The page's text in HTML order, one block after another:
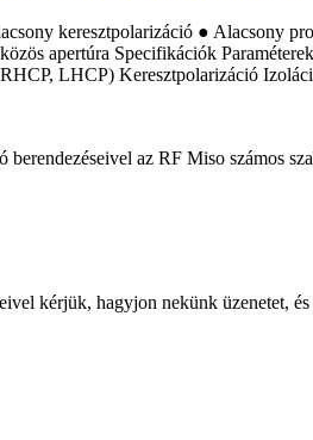
keresztpolarizáció ● Alacsony
apertúra Specifikációk
LHCP) Keresztpolarizáció
berendezéseivel az RF Miso számos
kérjük, hagyjon nekünk üzenetet,